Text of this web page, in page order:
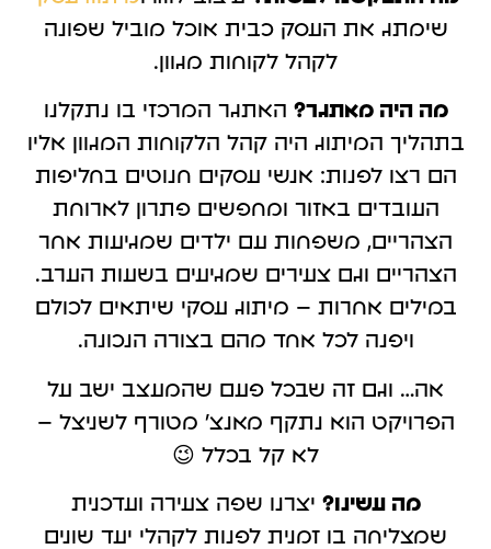
שימתג את העסק כבית אוכל מוביל שפונה
לקהל לקוחות מגוון.
מה היה מאתגר? האתגר המרכזי בו נתקלנו
בתהליך המיתוג היה קהל הלקוחות המגוון אליו
הם רצו לפנות: אנשי עסקים חנוטים בחליפות
העובדים באזור ומחפשים פתרון לארוחת
הצהריים, משפחות עם ילדים שמגיעות אחר
הצהריים וגם צעירים שמגיעים בשעות הערב.
במילים אחרות – מיתוג עסקי שיתאים לכולם
ויפנה לכל אחד מהם בצורה הנכונה.
אה… וגם זה שבכל פעם שהמעצב ישב על
הפרויקט הוא נתקף מאנצ' מטורף לשניצל –
לא קל בכלל 😉
מה עשינו? יצרנו שפה צעירה ועדכנית
שמצליחה בו זמנית לפנות לקהלי יעד שונים